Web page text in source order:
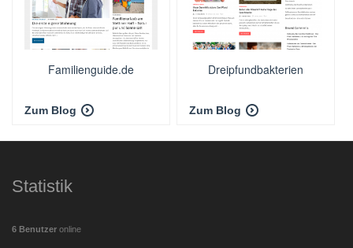
Familienguide.de
Zum Blog
Dreipfundbakterien
Zum Blog
Statistik
6 Benutzer online